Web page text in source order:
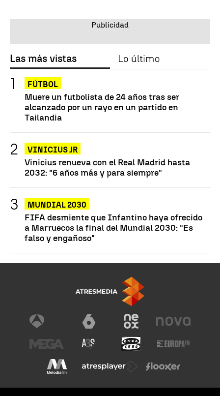
Las más vistas Lo último
FÚTBOL
Muere un futbolista de 24 años tras ser
alcanzado por un rayo en un partido en
Tailandia
VINICIUS JR
Vinicius renueva con el Real Madrid hasta
2032: "6 años más y para siempre"
MUNDIAL 2030
FIFA desmiente que Infantino haya ofrecido
a Marruecos la final del Mundial 2030: "Es
falso y engañoso"